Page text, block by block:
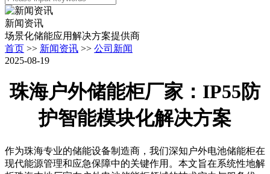
新闻资讯
场景化储能应用解决方案提供商
首页 >> 新闻资讯 >> 公司新闻
2025-08-19
珠海户外储能柜厂家：IP55防
护智能模块化解决方案
作为珠海专业的储能设备制造商，我们深知户外电池储能柜在
现代能源管理和应急保障中的关键作用。本文旨在系统性地解